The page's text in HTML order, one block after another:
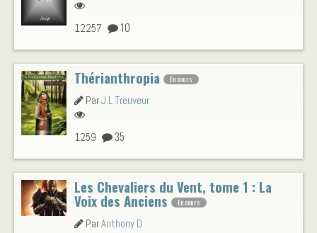
12257 10
Thérianthropia En cours
ParJ.L Treuveur
1259 35
Les Chevaliers du Vent, tome 1 : La
Voix des Anciens En cours
ParAnthony D